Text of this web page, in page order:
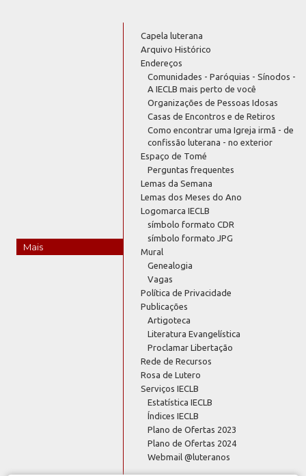
Mais
Capela luterana
Arquivo Histórico
Endereços
Comunidades - Paróquias - Sínodos -
A IECLB mais perto de você
Organizações de Pessoas Idosas
Casas de Encontros e de Retiros
Como encontrar uma Igreja irmã - de
confissão luterana - no exterior
Espaço de Tomé
Perguntas frequentes
Lemas da Semana
Lemas dos Meses do Ano
Logomarca IECLB
símbolo formato CDR
símbolo formato JPG
Mural
Genealogia
Vagas
Política de Privacidade
Publicações
Artigoteca
Literatura Evangelística
Proclamar Libertação
Rede de Recursos
Rosa de Lutero
Serviços IECLB
Estatística IECLB
Índices IECLB
Plano de Ofertas 2023
Plano de Ofertas 2024
Webmail @luteranos